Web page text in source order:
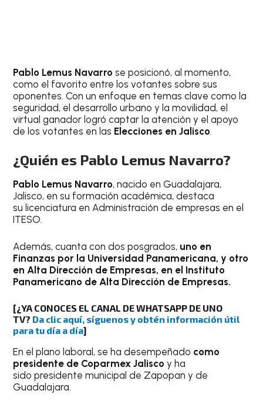
Pablo Lemus Navarro se posicionó, al momento,
como el favorito entre los votantes sobre sus
oponentes. Con un enfoque en temas clave como la
seguridad, el desarrollo urbano y la movilidad, el
virtual ganador logró captar la atención y el apoyo
de los votantes en las Elecciones en Jalisco.
¿Quién es Pablo Lemus Navarro?
Pablo Lemus Navarro, nacido en Guadalajara,
Jalisco, en su formación académica, destaca
su licenciatura en Administración de empresas en el
ITESO.
Además, cuanta con dos posgrados, uno en
Finanzas por la Universidad Panamericana, y otro
en Alta Dirección de Empresas, en el Instituto
Panamericano de Alta Dirección de Empresas.
[¿YA CONOCES EL CANAL DE WHATSAPP DE UNO
TV? Da clic aquí, síguenos y obtén información útil
para tu día a día]
En el plano laboral, se ha desempeñado como
presidente de Coparmex Jaliscoy ha
sido presidente municipal de Zapopan y de
Guadalajara.